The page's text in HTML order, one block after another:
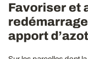
Favoriser et
apport